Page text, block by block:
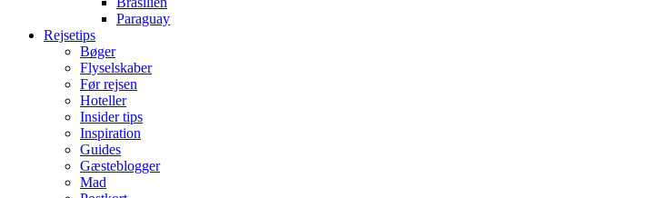
Paraguay
Rejsetips
Bøger
Flyselskaber
Før rejsen
Hoteller
Insider tips
Inspiration
Guides
Gæsteblogger
Mad